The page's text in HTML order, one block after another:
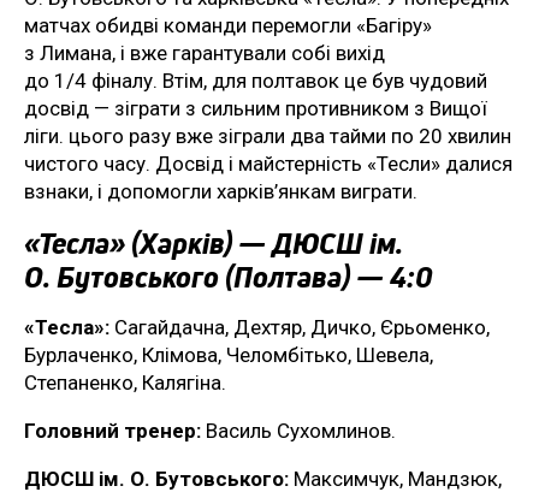
матчах обидві команди перемогли «Багіру»
з Лимана, і вже гарантували собі вихід
до 1/4 фіналу. Втім, для полтавок це був чудовий
досвід — зіграти з сильним противником з Вищої
ліги. цього разу вже зіграли два тайми по 20 хвилин
чистого часу. Досвід і майстерність «Тесли» далися
взнаки, і допомогли харків’янкам виграти.
«Тесла» (Харків) — ДЮСШ ім.
О. Бутовського (Полтава) — 4:0
«Тесла»: Сагайдачна, Дехтяр, Дичко, Єрьоменко,
Бурлаченко, Клімова, Челомбітько, Шевела,
Степаненко, Калягіна.
Головний тренер: Василь Сухомлинов.
ДЮСШ ім. О. Бутовського: Максимчук, Мандзюк,